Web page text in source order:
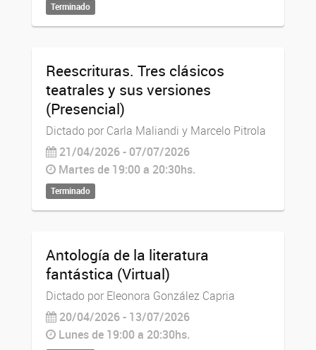
Terminado
Reescrituras. Tres clásicos
teatrales y sus versiones
(Presencial)
Dictado por Carla Maliandi y Marcelo Pitrola
21/04/2026 - 07/07/2026
Martes de 19:00 a 20:30hs.
Terminado
Antología de la literatura
fantástica (Virtual)
Dictado por Eleonora González Capria
20/04/2026 - 13/07/2026
Lunes de 19:00 a 20:30hs.